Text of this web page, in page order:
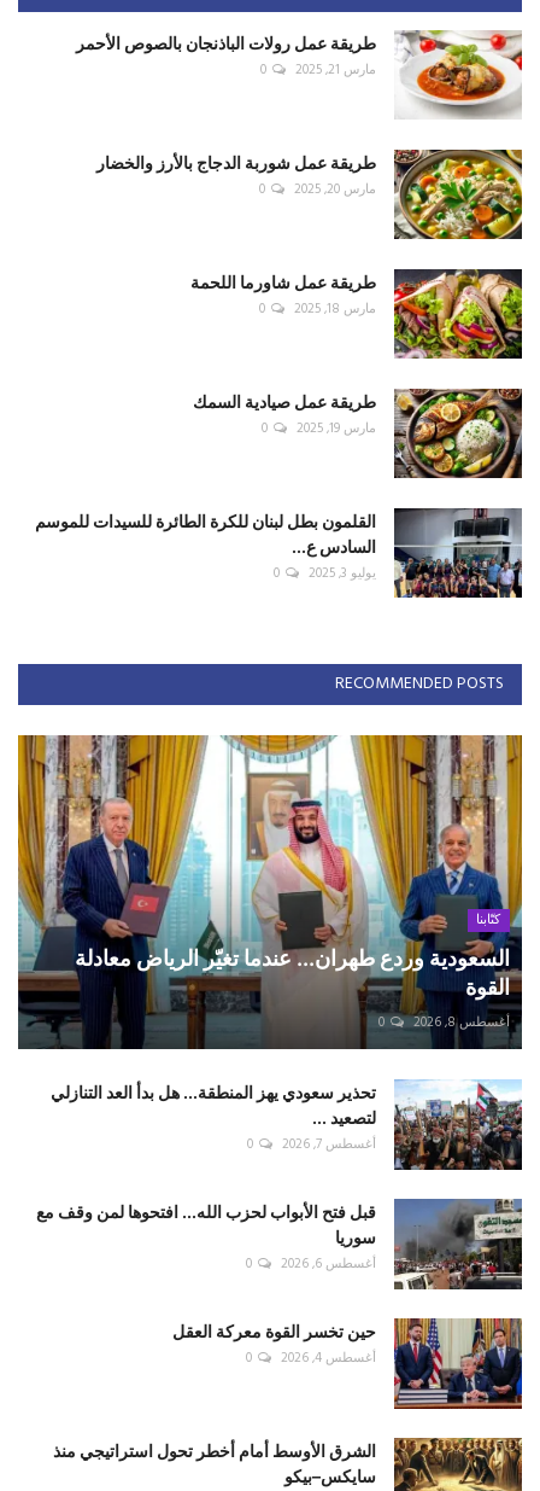
طريقة عمل رولات الباذنجان بالصوص الأحمر
مارس 21, 2025 0
طريقة عمل شوربة الدجاج بالأرز والخضار
مارس 20, 2025 0
طريقة عمل شاورما اللحمة
مارس 18, 2025 0
طريقة عمل صيادية السمك
مارس 19, 2025 0
القلمون بطل لبنان للكرة الطائرة للسيدات للموسم
السادس ع...
يوليو 3, 2025 0
RECOMMENDED POSTS
كتّابنا
السعودية وردع طهران... عندما تغيّر الرياض معادلة
القوة
أغسطس 8, 2026 0
تحذير سعودي يهز المنطقة... هل بدأ العد التنازلي
لتصعيد ...
أغسطس 7, 2026 0
قبل فتح الأبواب لحزب الله... افتحوها لمن وقف مع
سوريا
أغسطس 6, 2026 0
حين تخسر القوة معركة العقل
أغسطس 4, 2026 0
الشرق الأوسط أمام أخطر تحول استراتيجي منذ
سايكس–بيكو